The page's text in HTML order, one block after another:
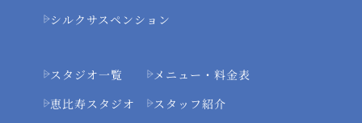
シルクサスペンション
スタジオ一覧
恵比寿スタジオ
メニュー・料金表
スタッフ紹介